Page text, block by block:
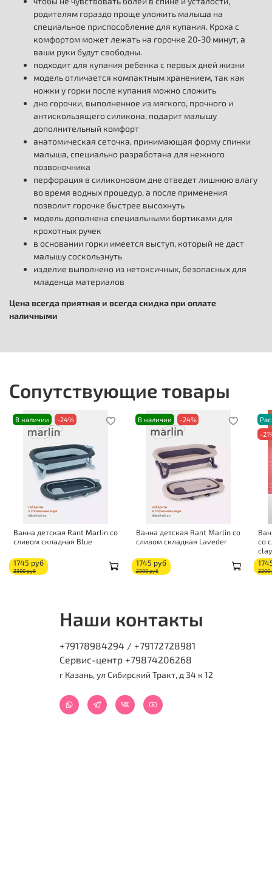
родителям гораздо проще уложить малыша на
специальное приспособление для купания. Кроха с
комфортом может лежать на горочке 20-30 минут, а
ваши руки будут свободны.
подходит для купания ребенка с первых дней жизни
модель отличается компактным хранением, так как
ножки у горки после купания можно сложить
дно горочки, выполненное из мягкого, прочного и
антискользящего силикона, подарит малышу
дополнительный комфорт
анатомическая сеточка, принимающая форму спинки
малыша, специально разработана для нежного
позвоночника
перфорация в силиконовом дне отведет лишнюю влагу
во время водных процедур, а после применения
позволит горочке быстрее высохнуть
модель дополнена специальными бортиками для
крохотных ручек
в основании горки имеется выступ, который не даст
малышу соскользнуть
изделие выполнено из нетоксичных, безопасных для
младенца материалов
Цена всегда приятная и всегда скидка при оплате
наличными
Сопутствующие товары
В наличии -24%
Ванна детская Rant Marlin со
сливом складная Blue
1745 руб
2300 руб
В наличии -24%
Ванна детская Rant Marlin со
сливом складная Laveder
1745 руб
2300 руб
-
со
clay
2200
Наши контакты
+79178984294 / +79172728981
Сервис-центр +79874206268
г Казань, ул Сибирский Тракт, д 34 к 12